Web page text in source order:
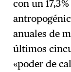
con un
anuales de
últimos
«poder de